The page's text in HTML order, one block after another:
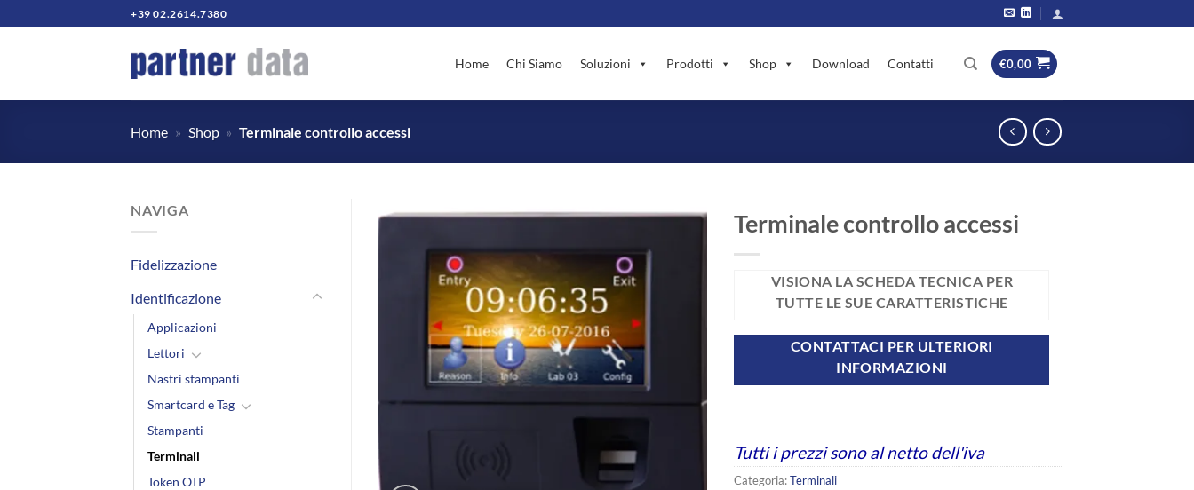
ai
+39 02.2614.7380
Home Chi Siamo Soluzioni Prodotti Shop Download Contatti €0,00
Home » Shop » Terminale controllo accessi
NAVIGA
Fidelizzazione
Identificazione
Applicazioni
Lettori
Nastri stampanti
Smartcard e Tag
Stampanti
Terminali
Token OTP
Terminale controllo accessi
VISIONA LA SCHEDA TECNICA PER
TUTTE LE SUE CARATTERISTICHE
CONTATTACI PER ULTERIORI
INFORMAZIONI
Tutti i prezzi sono al netto dell'iva
Categoria:Terminali